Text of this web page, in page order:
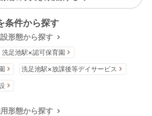
条件から探す
形態から探す
洗足池駅×認可保育園
洗足池駅×放課後等デイサービス
形態から探す